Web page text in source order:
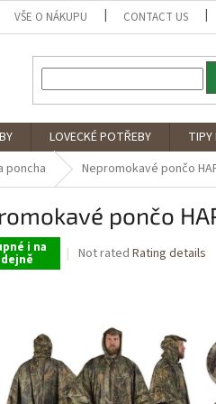
VŠE O NÁKUPU CONTACT US
LOVECKÉ POTŘEBY TIPY
poncha Nepromokavé pončo
pončo
i na
The
out
of
5
Not rated Rating details